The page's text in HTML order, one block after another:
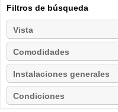
Filtros de búsqueda
Vista
Comodidades
Instalaciones generales
Condiciones